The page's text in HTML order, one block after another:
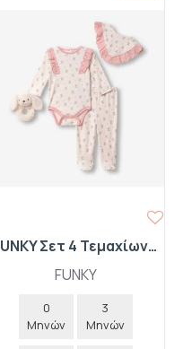
FUNKY
FUNKY Σετ 4 Τεμαχίων Κορμάκι-Παντελόνι-Σαλιάρα-Παιχνιδάκι Αρκουδάκι 227-060133-1 Ροζ
0
Μηνών
3
Μηνών